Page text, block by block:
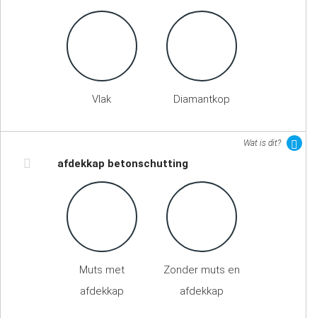
Vlak Diamantkop
Wat is dit?
afdekkap betonschutting
Muts met
afdekkap
Zonder muts en
afdekkap